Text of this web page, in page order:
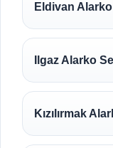
Eldivan
Ilgaz Alarko
Kızılırmak